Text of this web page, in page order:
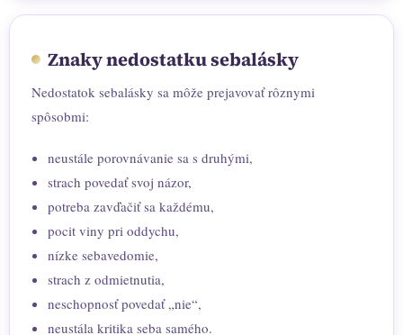
Znaky nedostatku sebalásky
Nedostatok sebalásky sa môže prejavovať rôznymi
spôsobmi:
neustále porovnávanie sa s druhými,
strach povedať svoj názor,
potreba zavďačiť sa každému,
pocit viny pri oddychu,
nízke sebavedomie,
strach z odmietnutia,
neschopnosť povedať „nie“,
neustála kritika seba samého.